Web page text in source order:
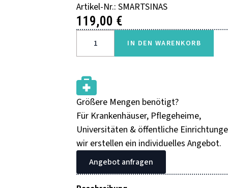
Artikel-Nr.: SMARTSINAS
119,00 €
SMART
DECKEL
WEISS
MENGE
IN DEN WARENKORB
Größere Mengen benötigt?
Für Krankenhäuser, Pflegeheime,
Universitäten & öffentliche
wir erstellen ein individuelles Angebot.
Angebot anfragen